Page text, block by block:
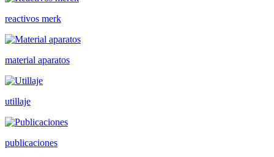
reactivos merk
material aparatos
utillaje
publicaciones